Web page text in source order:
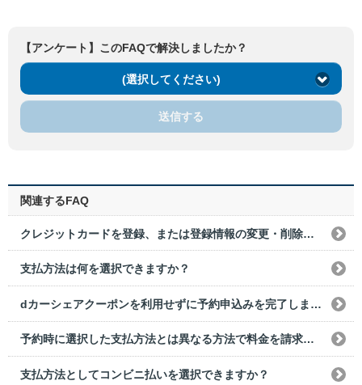
【アンケート】このFAQで解決しましたか？
(選択してください)
送信する
関連するFAQ
クレジットカードを登録、または登録情報の変更・削除をしたい場合はどうすればいいですか？
支払方法は何を選択できますか？
dカーシェアクーポンを利用せずに予約申込みを完了しました。予約変更でクーポンは利用できますか？
予約時に選択した支払方法とは異なる方法で料金を請求される場合がありますか？
支払方法としてコンビニ払いを選択できますか？